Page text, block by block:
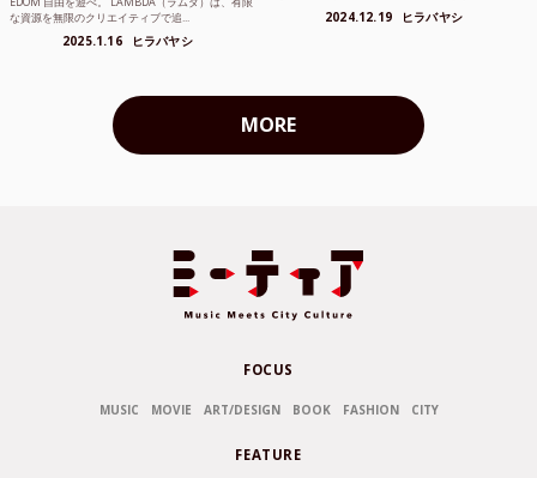
な資源を無限のクリエイティブで追...
2025.1.16 ヒラバヤシ
2024.12.19 ヒラバヤシ
MORE
FOCUS
MUSIC MOVIE ART/DESIGN BOOK FASHION CITY
FEATURE